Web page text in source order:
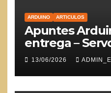
ARDUINO ARTICULOS
Apuntes
entrega –
13/06/2026